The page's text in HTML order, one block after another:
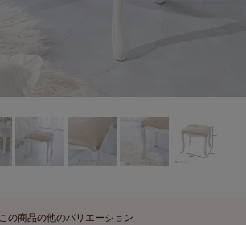
この商品の他のバリエーション